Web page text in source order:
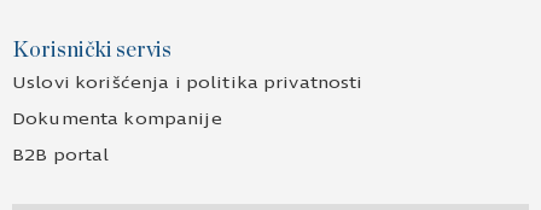
Korisnički servis
Uslovi korišćenja i politika privatnosti
Dokumenta kompanije
B2B portal